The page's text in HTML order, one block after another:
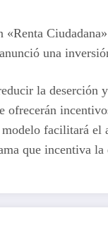
una
la deserción
facilitará
que incentiva